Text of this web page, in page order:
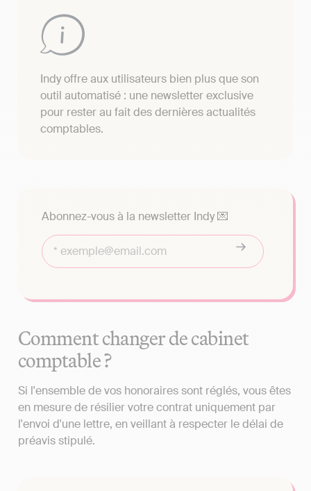
Indy offre aux utilisateurs bien plus que son
outil automatisé : une newsletter exclusive
pour rester au fait des dernières actualités
comptables.
Abonnez-vous à la newsletter Indy 💌
Comment changer de cabinet
comptable ?
Si l'ensemble de vos honoraires sont réglés, vous êtes
en mesure de résilier votre contrat uniquement par
l'envoi d'une lettre, en veillant à respecter le délai de
préavis stipulé.